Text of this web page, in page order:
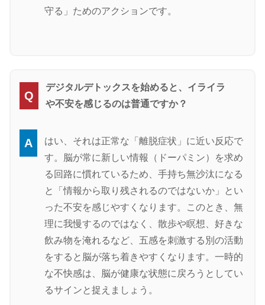
守る」ためのアクションです。
Q
デジタルデトックスを始めると、イライラ
や不安を感じるのは普通ですか？
A
はい、それは正常な「離脱症状」に近い反応で
す。脳が常に新しい情報（ドーパミン）を求め
る回路に慣れているため、手持ち無沙汰になる
と「情報から取り残されるのではないか」とい
った不安を感じやすくなります。このとき、無
理に我慢するのではなく、散歩や瞑想、好きな
飲み物を淹れるなど、五感を刺激する別の活動
をすると脳が落ち着きやすくなります。一時的
な不快感は、脳が健康な状態に戻ろうとしてい
るサインと捉えましょう。